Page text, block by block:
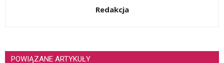
Redakcja
POWIĄZANE ARTYKUŁY